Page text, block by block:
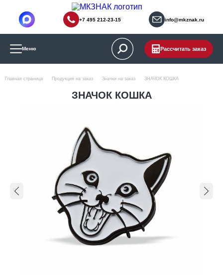
info@mkznak.ru
+7 495 212-23-15
Меню Рассчитать заказ
Главная страница Продукция на заказ Значки на заказ ЗНАЧОК КОШКА
ЗНАЧОК КОШКА